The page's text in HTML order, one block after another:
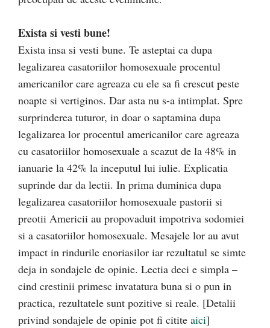
Exista si vesti bune!
Exista insa si vesti bune. Te asteptai ca dupa
legalizarea casatoriilor homosexuale procentul
americanilor care agreaza cu ele sa fi crescut peste
noapte si vertiginos. Dar asta nu s-a intimplat. Spre
surprinderea tuturor, in doar o saptamina dupa
legalizarea lor procentul americanilor care agreaza
cu casatoriilor homosexuale a scazut de la 48% in
ianuarie la 42% la inceputul lui iulie. Explicatia
suprinde dar da lectii. In prima duminica dupa
legalizarea casatoriilor homosexuale pastorii si
preotii Americii au propovaduit impotriva sodomiei
si a casatoriilor homosexuale. Mesajele lor au avut
impact in rindurile enoriasilor iar rezultatul se simte
deja in sondajele de opinie. Lectia deci e simpla –
cind crestinii primesc invatatura buna si o pun in
practica, rezultatele sunt pozitive si reale. [Detalii
privind sondajele de opinie pot fi citite aici]